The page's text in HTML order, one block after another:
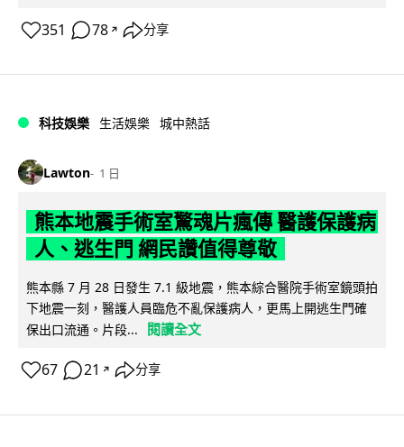
351 78 ↗ 分享
科技娛樂 生活娛樂 城中熱話
Lawton 1 日
熊本地震手術室驚魂片瘋傳 醫護保護病
人、逃生門 網民讚值得尊敬
熊本縣 7 月 28 日發生 7.1 級地震，熊本綜合醫院手術室鏡頭拍
下地震一刻，醫護人員臨危不亂保護病人，更馬上開逃生門確
保出口流通。片段...
閱讀全文
67 21 ↗ 分享